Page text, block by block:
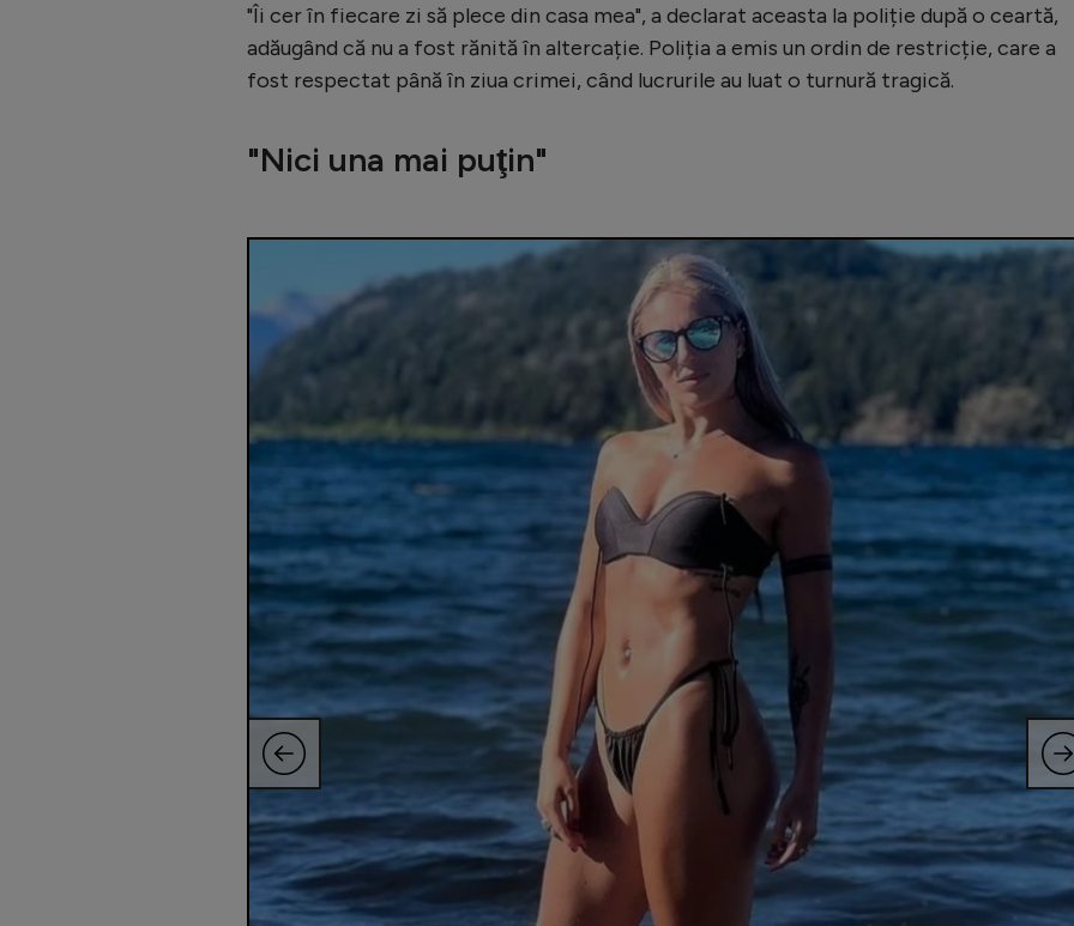
"Îi cer în fiecare zi să plece din casa mea", a declarat aceasta la poliție după o ceartă,
adăugând că nu a fost rănită în altercație. Poliția a emis un ordin de restricție, care a
fost respectat până în ziua crimei, când lucrurile au luat o turnură tragică.
"Nici una mai puţin"